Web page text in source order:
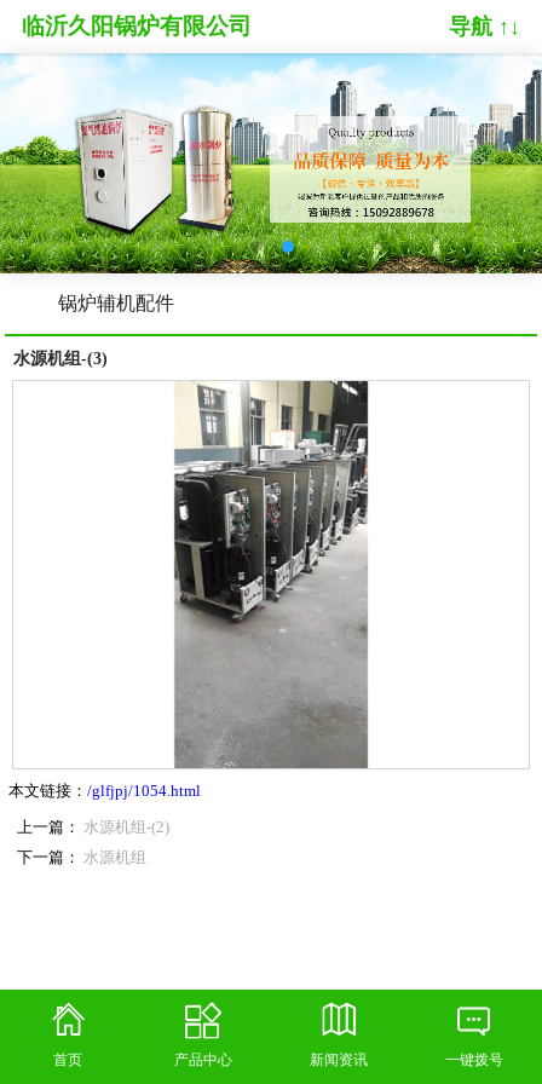
临沂久阳锅炉有限公司 导航 ↑↓
锅炉辅机配件
水源机组-(3)
本文链接： /glfjpj/1054.html
上一篇：
水源机组-(2)
下一篇：
水源机组
首页 产品中心 新闻资讯 一键拨号